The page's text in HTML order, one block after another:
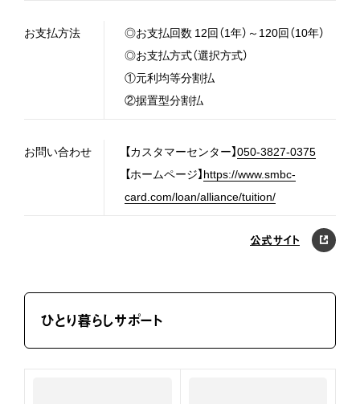
お支払方法
◎お支払回数 12回（1年）～120回（10年）
◎お支払方式（選択方式）
①元利均等分割払
②据置型分割払
お問い合わせ 【カスタマーセンター】050-3827-0375
【ホームページ】https://www.smbc-
card.com/loan/alliance/tuition/
公式サイト
ひとり暮らしサポート